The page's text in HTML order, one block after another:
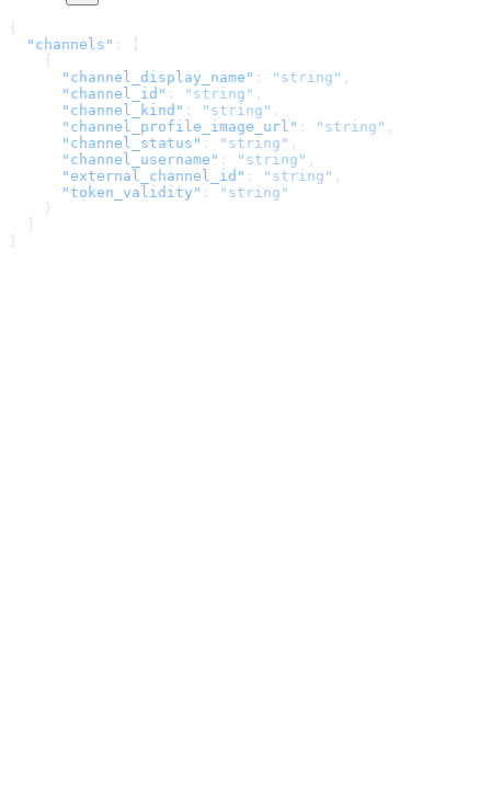
{
  "channels"
: [
    {
      "channel_display_name"
: "string" ,
      "channel_id"
: "string" ,
      "channel_kind"
: "string" ,
      "channel_profile_image_url"
: "string" ,
      "channel_status"
: "string" ,
      "channel_username"
: "string" ,
      "external_channel_id"
: "string" ,
      "token_validity"
:
"string"
    }
}